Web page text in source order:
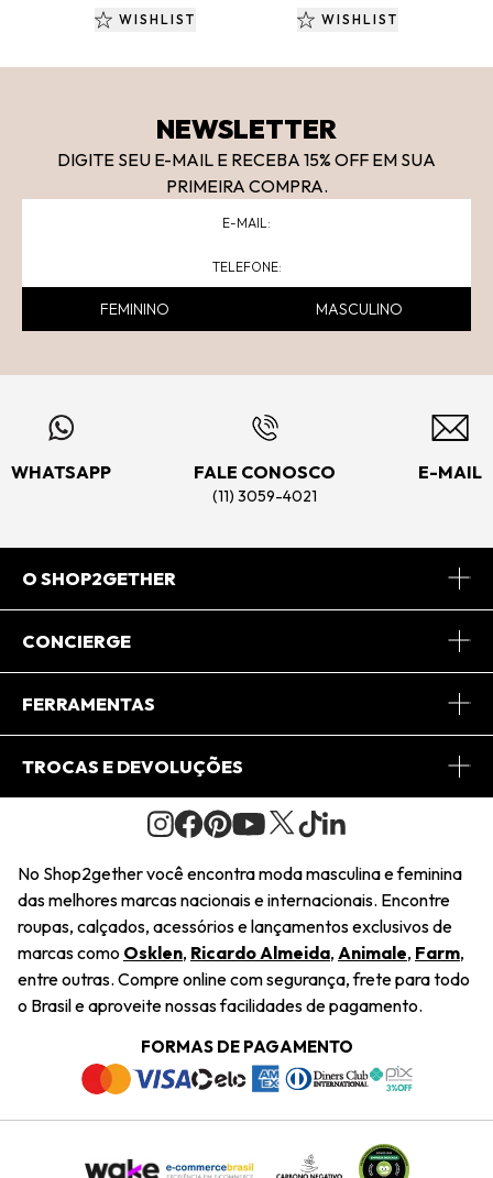
WISHLIST WISHLIST
NEWSLETTER
DIGITE SEU E-MAIL E RECEBA 15% OFF EM SUA
PRIMEIRA COMPRA.
FEMININO MASCULINO
WHATSAPP FALE CONOSCO
(11) 3059-4021
E-MAIL
O SHOP2GETHER
Sobre Nós
Journal
Saiu na Mídia
Sustentabilidade
Navegando
Termos e Condições
Trabalhe Conosco
CONCIERGE
Central de Relacionamento
Regulamento e Promoções
FERRAMENTAS
Minha Conta
Pedido de Presente
Wishlist
TROCAS E DEVOLUÇÕES
Condições Gerais
Troca Fácil
Restituição de Pagamento
Dúvidas Frequentes
Termos e Condições
Política de Privacidade
No Shop2gether você encontra moda masculina e feminina
das melhores marcas nacionais e internacionais. Encontre
roupas, calçados, acessórios e lançamentos exclusivos de
marcas como Osklen, Ricardo Almeida, Animale, Farm,
entre outras. Compre online com segurança, frete para todo
o Brasil e aproveite nossas facilidades de pagamento.
FORMAS DE PAGAMENTO